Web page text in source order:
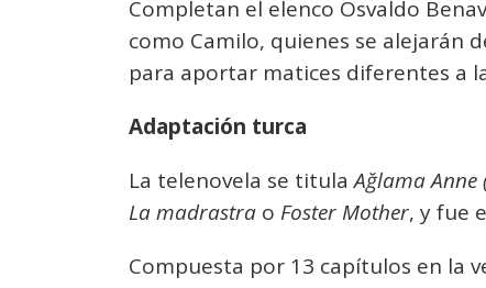
Completan el elenco Osvaldo
como Camilo, quienes se alejarán
para aportar matices diferentes a
Adaptación turca
La telenovela se titulaAğlama Anne
La madrastra o Foster Mother, y fue
Compuesta por 13 capítulos en la